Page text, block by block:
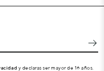
y declaras ser mayor de 16 años.